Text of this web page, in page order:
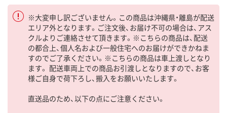
※大変申し訳ございません。この商品は沖縄県・離島が配送
エリア外となります。ご注文後、お届け不可の場合は、アス
クルよりご連絡させて頂きます。※こちらの商品は、配送
の都合上、個人名および一般住宅へのお届けができかねま
すのでご了承ください。※こちらの商品は車上渡しとなり
ます。 配送車両上での商品お引渡しとなりますので、お客
様ご自身で荷下ろし、搬入をお願いいたします。
直送品のため、以下の点にご注意ください。